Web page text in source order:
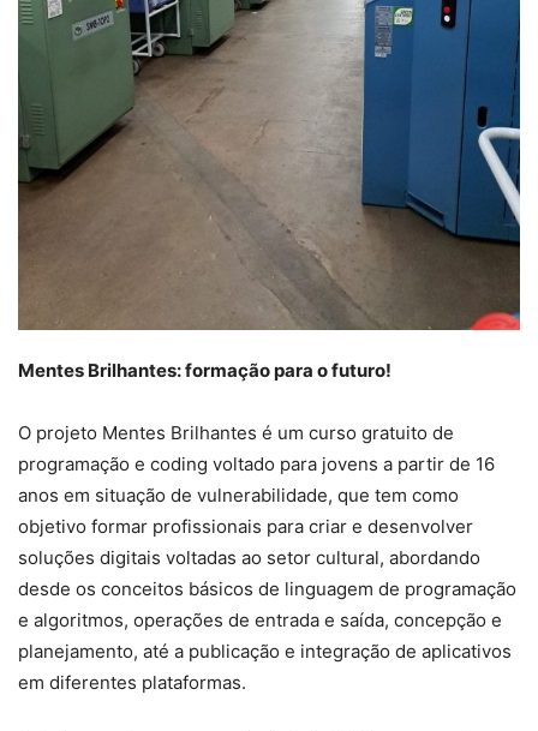
Mentes Brilhantes: formação para o futuro!
O projeto Mentes Brilhantes é um curso gratuito de
programação e coding voltado para jovens a partir de 16
anos em situação de vulnerabilidade, que tem como
objetivo formar profissionais para criar e desenvolver
soluções digitais voltadas ao setor cultural, abordando
desde os conceitos básicos de linguagem de programação
e algoritmos, operações de entrada e saída, concepção e
planejamento, até a publicação e integração de aplicativos
em diferentes plataformas.